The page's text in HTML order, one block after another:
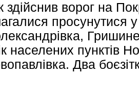
здійснив ворог на
просунутися
населених пунктів
Два